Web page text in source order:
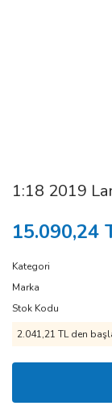
1:18 2019
15.090,24
Kategori
Marka
Stok Kodu
2.041,21 TL den